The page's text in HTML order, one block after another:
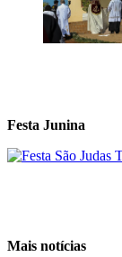
Festa Junina
Mais notícias